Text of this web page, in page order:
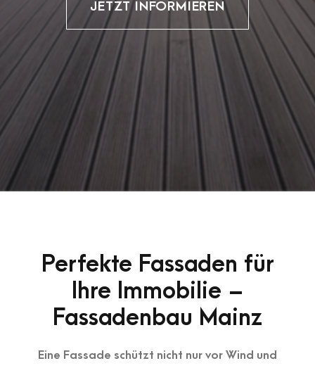
JETZT INFORMIEREN
Perfekte Fassaden für
Ihre Immobilie –
Fassadenbau Mainz
Eine Fassade schützt nicht nur vor Wind und